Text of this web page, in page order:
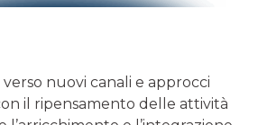
verso nuovi canali e approcci
il ripensamento delle attività